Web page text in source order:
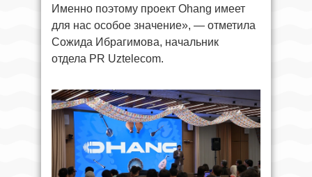
Именно поэтому проект Ohang имеет
для нас особое значение», — отметила
Сожида Ибрагимова, начальник
отдела PR Uztelecom.